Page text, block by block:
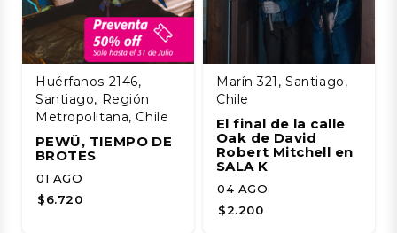
Huérfanos 2146,
Santiago, Región
Metropolitana, Chile
PEWÜ, TIEMPO DE
BROTES
01 AGO
$6.720
Marín 321, Santiago,
Chile
El final de la calle
Oak de David
Robert Mitchell en
SALA K
04 AGO
$2.200